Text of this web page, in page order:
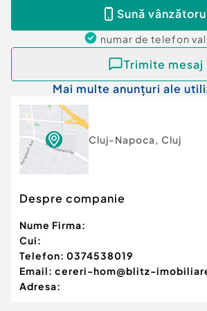
✔ Investiție sigură pe termen
???? Pentru mai multe informații
unei vizionări, vă stăm la
Cod ofertă / ID BLITZ: P168943
Id intern: P168943
Sună
numar de telefon
Trimite mesaj
Mai multe anunțuri ale
Cluj-Napoca, Cluj
Despre companie
Nume Firma:
Cui:
Telefon: 0374538019
Email: cereri-hom@blitz-
Adresa: